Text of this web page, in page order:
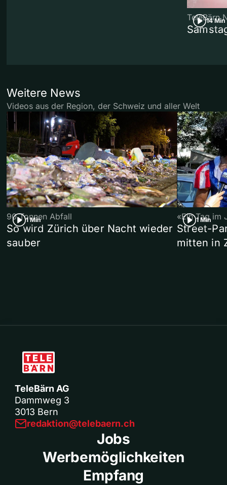
14 Min
TeleBärn
Weitere News
Videos aus der Region, der Schweiz und aller Welt
1 Min
90 Tonnen Abfall
So wird Zürich über Nacht wieder
sauber
1 Min
«Ein Tag im
Street-
mitten in
TeleBärn AG
Dammweg 3
3013 Bern
redaktion@telebaern.ch
Jobs
Werbemöglichkeiten
Empfang